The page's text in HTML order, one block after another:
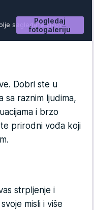
Pogledaj
fotogaleriju
sagledate život
Dobri ste u
sa raznim ljudima,
i brzo
prirodni vođa koji
strpljenje i
misli i više